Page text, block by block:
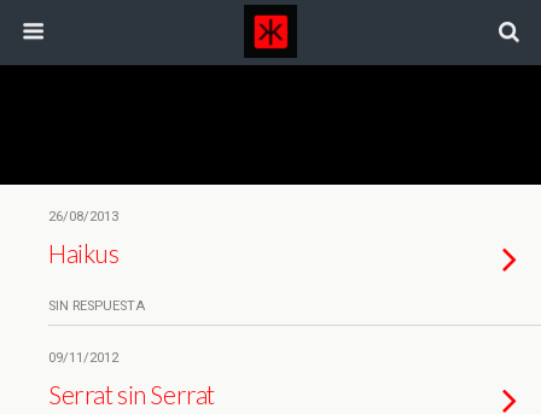
26/08/2013
Haikus
SIN RESPUESTA
09/11/2012
Serrat sin Serrat